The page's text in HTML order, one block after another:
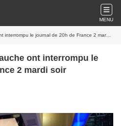
MENU
le journal de 20h de France 2 mardi soir
ont interrompu le
2 mardi soir